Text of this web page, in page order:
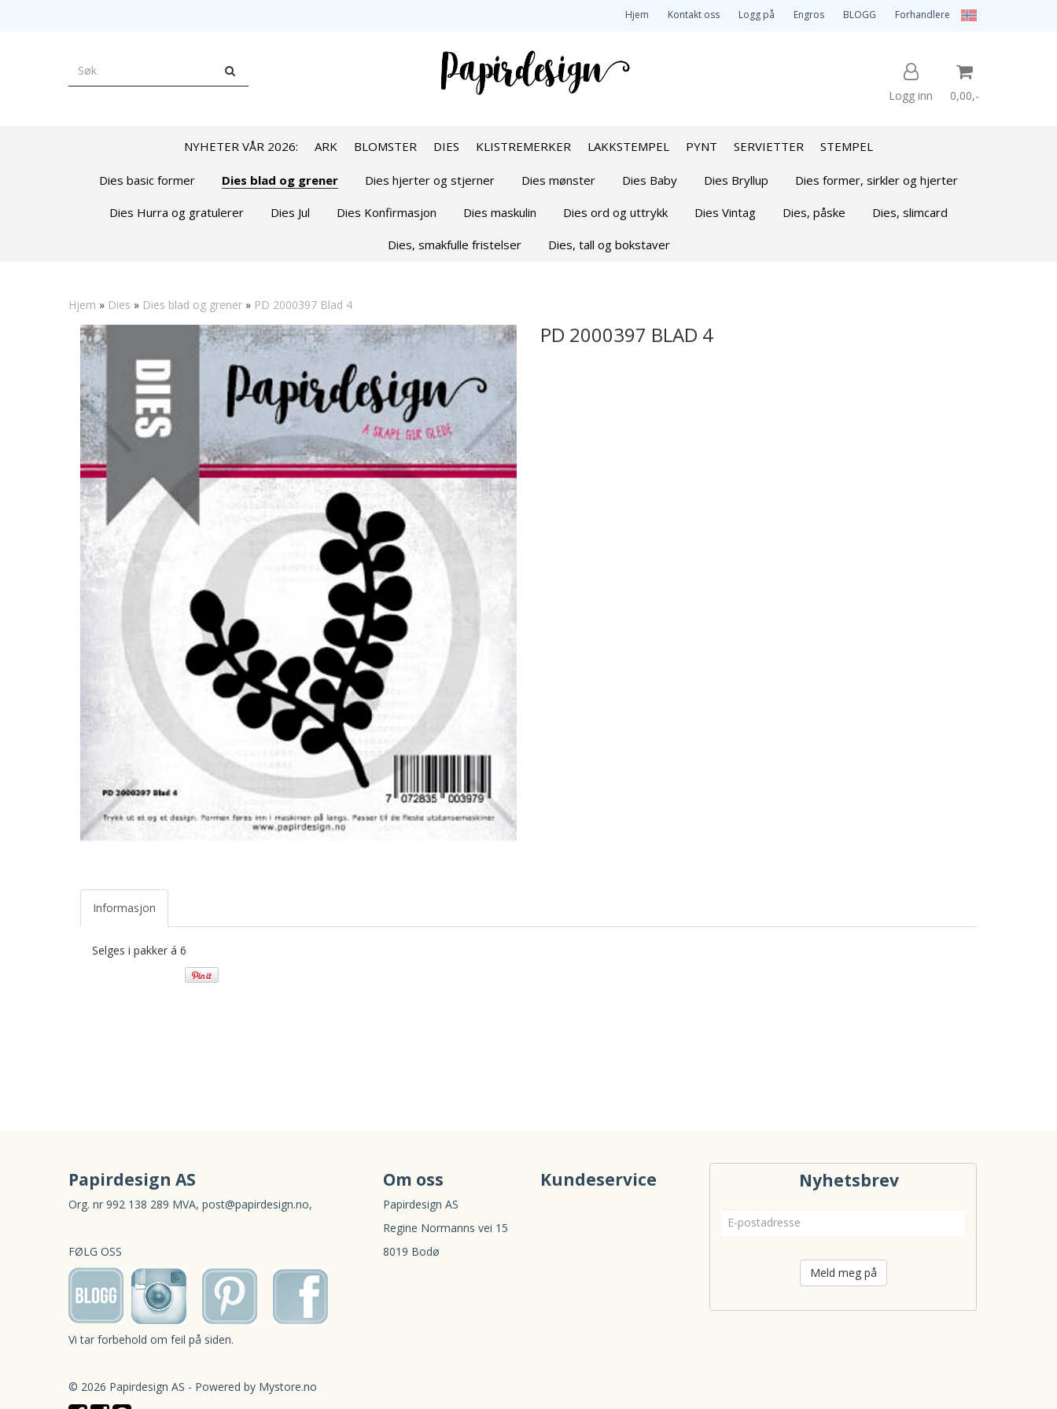
Hjem Kontakt oss Logg på Engros BLOGG Forhandlere
Logg inn 0,00,-
NYHETER VÅR 2026: ARK BLOMSTER DIES KLISTREMERKER LAKKSTEMPEL PYNT SERVIETTER STEMPEL
Dies basic former Dies blad og grener Dies hjerter og stjerner Dies mønster Dies Baby Dies Bryllup Dies former, sirkler og hjerter
Dies Hurra og gratulerer Dies Jul Dies Konfirmasjon Dies maskulin Dies ord og uttrykk Dies Vintag Dies, påske Dies, slimcard
Dies, smakfulle fristelser Dies, tall og bokstaver
Hjem » Dies » Dies blad og grener » PD 2000397 Blad 4
PD 2000397 BLAD 4
Informasjon
Selges i pakker á 6
Papirdesign AS
Org. nr 992 138 289 MVA, post@papirdesign.no,
FØLG OSS
Vi tar forbehold om feil på siden.
© 2026 Papirdesign AS - Powered by Mystore.no
Om oss
Papirdesign AS
Regine Normanns vei 15
8019 Bodø
Kundeservice Nyhetsbrev
Meld meg på
Trykk ENTER for å søke